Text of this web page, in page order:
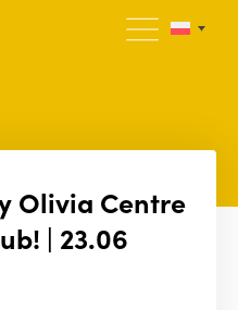
Olivia Centre
| 23.06